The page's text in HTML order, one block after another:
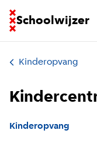
Schoolwijzer
Ga naar
Kinderopvang
Kinderopvang